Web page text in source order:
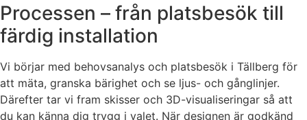
Processen – från platsbesök till
färdig installation
Vi börjar med behovsanalys och platsbesök i Tällberg för
att mäta, granska bärighet och se ljus- och gånglinjer.
Därefter tar vi fram skisser och 3D-visualiseringar så att
du kan känna dig trygg i valet. När designen är godkänd